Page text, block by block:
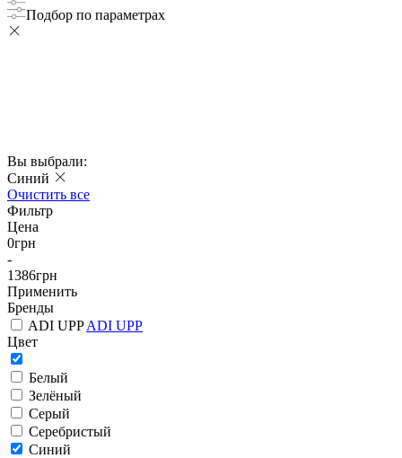
Подбор по параметрах
Вы выбрали:
Синий
Очистить все
Фильтр
Цена
0грн
-
1386грн
Применить
Бренды
ADI UPPADI UPP
Цвет
Белый
Зелёный
Серый
Серебристый
Синий